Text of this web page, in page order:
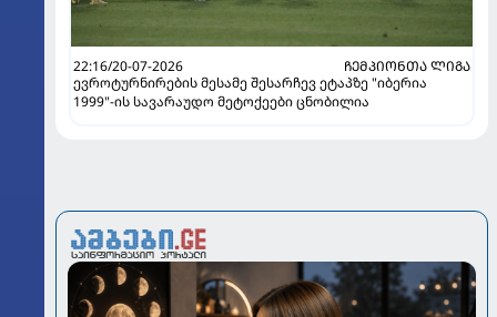
22:16/20-07-2026
ᲩᲔᲛᲞᲘᲝᲜᲗᲐ ᲚᲘᲒᲐ
ევროტურნირების მესამე შესარჩევ ეტაპზე "იბერია
1999"-ის სავარაუდო მეტოქეები ცნობილია